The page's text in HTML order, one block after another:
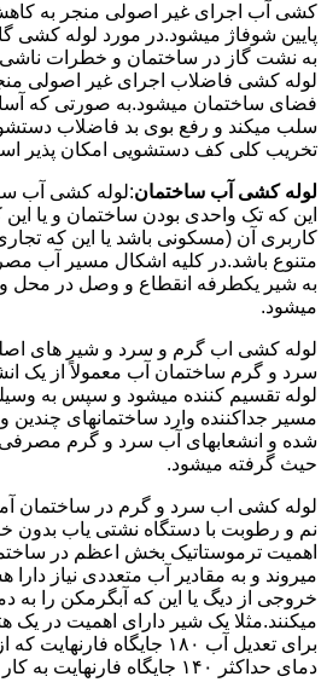
کشی آب اجرای غیر اصولی منجر به
پایین شوفاژ میشود.در مورد لوله کشی
به نشت گاز در ساختمان و خطرات ناشی
لوله کشی فاضلاب اجرای غیر اصولی
فضای ساختمان میشود.به صورتی که
سلب میکند و رفع بوی بد فاضلاب
تخریب کلی کف دستشویی امکان پذیر
لوله کشی آب ساختمان:لوله کشی آب
این که تک واحدی بودن ساختمان و یا
کاربری آن (مسکونی باشد یا این که
متنوع باشد.در کلیه اشکال مسیر آب
به شیر یکطرفه انقطاع و وصل در محل
میشود.
لوله کشی اب گرم و سرد و شیر های
سرد و گرم ساختمان آب معمولاً از یک
لوله تقسیم کننده میشود و سپس به
مسیر جداکننده وارد ساختمانهای چندین
شده و انشعابهای آب سرد و گرم مصرفی
حیث گرفته میشود.
لوله کشی اب سرد و گرم در ساختمان
نم و رطوبت با دستگاه نشتی یاب بدون
اهمیت ترموستاتیک بخش اعظم در
میروند و به مقادیر آب متعددی نیاز دارا
خروجی از دیگ یا این که آبگرمکن را به
میکنند.مثلا یک شیر دارای اهمیت در یک
برای تعدیل آب ۱۸۰ جایگاه
دمای حداکثر ۱۴۰ جایگاه فارنهایت به کار میرود.